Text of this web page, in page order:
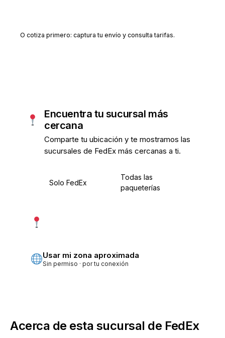
O cotiza primero: captura tu envío y consulta tarifas.
Encuentra tu sucursal más
cercana
Comparte tu ubicación y te mostramos las
sucursales de FedEx más cercanas a ti.
Solo FedEx
Todas las
paqueterías
Usar mi zona aproximada
Sin permiso · por tu conexión
Acerca de esta sucursal de FedEx